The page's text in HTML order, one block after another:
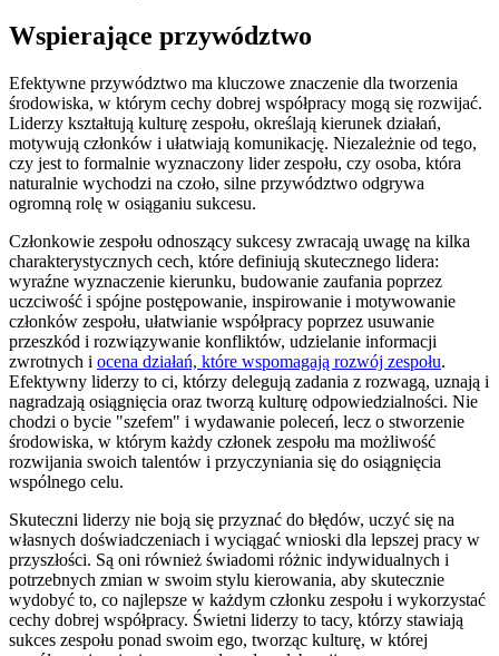
Wspierające przywództwo
Efektywne przywództwo ma kluczowe znaczenie dla tworzenia
środowiska, w którym cechy dobrej współpracy mogą się rozwijać.
Liderzy kształtują kulturę zespołu, określają kierunek działań,
motywują członków i ułatwiają komunikację. Niezależnie od tego,
czy jest to formalnie wyznaczony lider zespołu, czy osoba, która
naturalnie wychodzi na czoło, silne przywództwo odgrywa
ogromną rolę w osiąganiu sukcesu.
Członkowie zespołu odnoszący sukcesy zwracają uwagę na kilka
charakterystycznych cech, które definiują skutecznego lidera:
wyraźne wyznaczenie kierunku, budowanie zaufania poprzez
uczciwość i spójne postępowanie, inspirowanie i motywowanie
członków zespołu, ułatwianie współpracy poprzez usuwanie
przeszkód i rozwiązywanie konfliktów, udzielanie informacji
zwrotnych i ocena działań, które wspomagają rozwój zespołu.
Efektywny liderzy to ci, którzy delegują zadania z rozwagą, uznają i
nagradzają osiągnięcia oraz tworzą kulturę odpowiedzialności. Nie
chodzi o bycie "szefem" i wydawanie poleceń, lecz o stworzenie
środowiska, w którym każdy członek zespołu ma możliwość
rozwijania swoich talentów i przyczyniania się do osiągnięcia
wspólnego celu.
Skuteczni liderzy nie boją się przyznać do błędów, uczyć się na
własnych doświadczeniach i wyciągać wnioski dla lepszej pracy w
przyszłości. Są oni również świadomi różnic indywidualnych i
potrzebnych zmian w swoim stylu kierowania, aby skutecznie
wydobyć to, co najlepsze w każdym członku zespołu i wykorzystać
cechy dobrej współpracy. Świetni liderzy to tacy, którzy stawiają
sukces zespołu ponad swoim ego, tworząc kulturę, w której